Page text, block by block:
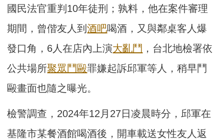
國民法官重判10年徒刑；孰料，他在案件審理
期間，曾偕友人到酒吧喝酒，又與鄰桌客人爆
發口角，6人在店內上演大亂鬥 ，台北地檢署依
公共場所聚眾鬥毆罪嫌起訴邱軍等人，稍早鬥
毆畫面也隨之曝光。
檢警調查，2024年12月27日凌晨時分，邱軍在
基隆市某餐酒館喝酒後，開車載送女性友人返